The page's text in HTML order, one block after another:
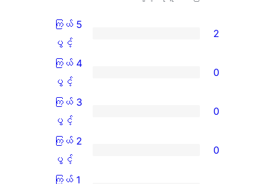
ကြယ်
5
ပွင့်
အဆင့်
သုံးသပ်
ကြယ် 5
ပွင့်
2
ကြယ်
4
ပွင့်
အဆင့်
သုံးသပ်
ကြယ် 4
ပွင့်
0
ကြယ်
3
ပွင့်
အဆင့်
ကြယ် 3
ပွင့်
0
ကြယ်
2
ကြယ် 2
ပွင့်
0
ကြယ် 1